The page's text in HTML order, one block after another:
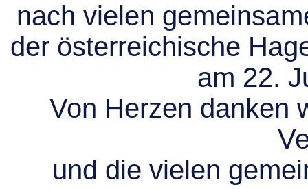
nach vielen
der österreichische
am 22.
Von Herzen danken
und die vielen